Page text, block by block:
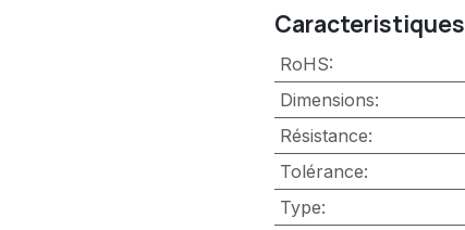
Caracteristiques
RoHS:
Dimensions:
Résistance:
Tolérance:
Type: